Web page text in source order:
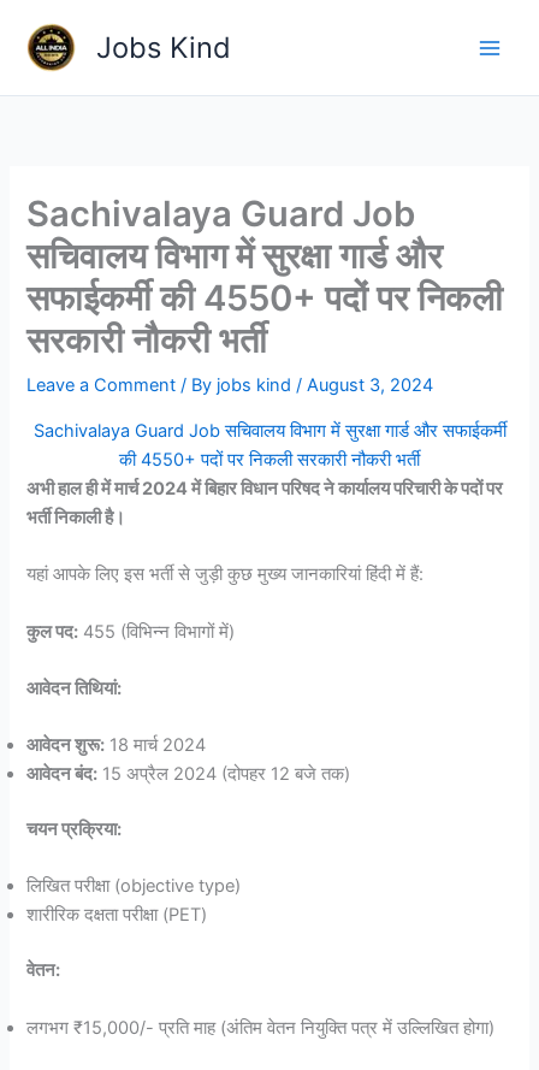
content
Jobs Kind
Sachivalaya Guard Job
सचिवालय विभाग में सुरक्षा गार्ड और
सफाईकर्मी की 4550+ पदों पर निकली
सरकारी नौकरी भर्ती
Leave a Comment / By jobs kind/August 3, 2024
Sachivalaya Guard Job सचिवालय विभाग में सुरक्षा गार्ड और सफाईकर्मी
की 4550+ पदों पर निकली सरकारी नौकरी भर्ती
अभी हाल ही में मार्च 2024 में बिहार विधान परिषद ने कार्यालय परिचारी के पदों पर
भर्ती निकाली है।
यहां आपके लिए इस भर्ती से जुड़ी कुछ मुख्य जानकारियां हिंदी में हैं:
कुल पद: 455 (विभिन्न विभागों में)
आवेदन तिथियां:
आवेदन शुरू: 18 मार्च 2024
आवेदन बंद: 15 अप्रैल 2024 (दोपहर 12 बजे तक)
चयन प्रक्रिया:
लिखित परीक्षा (objective type)
शारीरिक दक्षता परीक्षा (PET)
वेतन:
लगभग ₹15,000/- प्रति माह (अंतिम वेतन नियुक्ति पत्र में उल्लिखित होगा)